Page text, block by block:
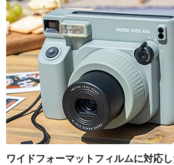
ワイドフォーマットフィルムに対応